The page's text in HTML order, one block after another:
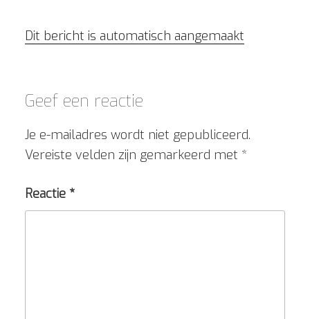
Dit bericht is automatisch aangemaakt
Geef een reactie
Je e-mailadres wordt niet gepubliceerd.
Vereiste velden zijn gemarkeerd met *
Reactie *